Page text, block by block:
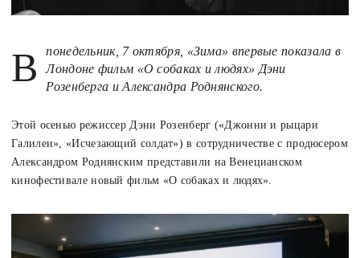
В понедельник, 7 октября, «Зима» впервые показала в
Лондоне фильм «О собаках и людях» Дэни
Розенберга и Александра Роднянского.
Этой осенью режиссер Дэни Розенберг («Джонни и рыцари
Галилеи», «Исчезающий солдат») в сотрудничестве с продюсером
Александром Роднянским представили на Венецианском
кинофестивале новый фильм «О собаках и людях».